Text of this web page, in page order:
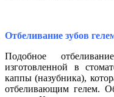
Отбеливание зубов
Подобное
изготовленной в
каппы (назубника),
отбеливающим гелем.